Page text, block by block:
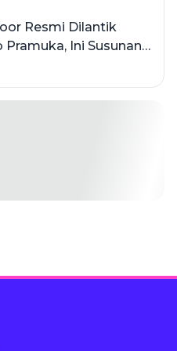
Resmi Dilantik
Ini Susunan